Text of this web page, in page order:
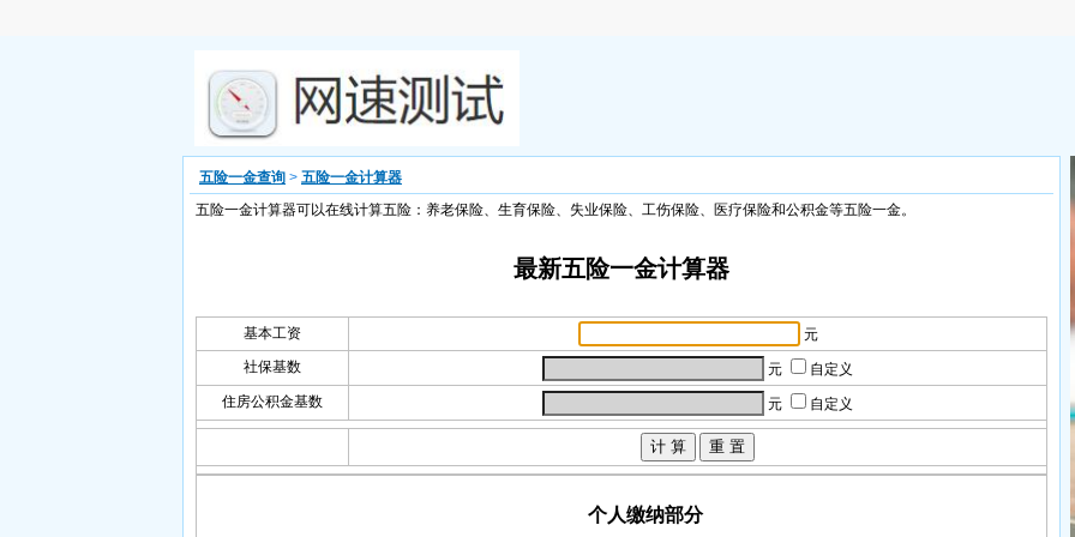
五险一金查询 > 五险一金计算器
五险一金计算器可以在线计算五险：养老保险、生育保险、失业保险、工伤保险、医疗保险和公积金等五险一金。
最新五险一金计算器
基本工资
元
社保基数
元
自定义
住房公积金基数
元 自定义
个人缴纳部分